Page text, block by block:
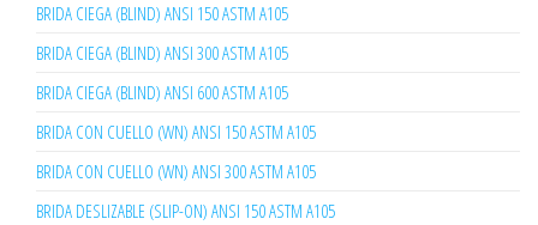
BRIDA CIEGA (BLIND) ANSI 150 ASTM A105
BRIDA CIEGA (BLIND) ANSI 300 ASTM A105
BRIDA CIEGA (BLIND) ANSI 600 ASTM A105
BRIDA CON CUELLO (WN) ANSI 150 ASTM A105
BRIDA CON CUELLO (WN) ANSI 300 ASTM A105
BRIDA DESLIZABLE (SLIP-ON) ANSI 150 ASTM A105